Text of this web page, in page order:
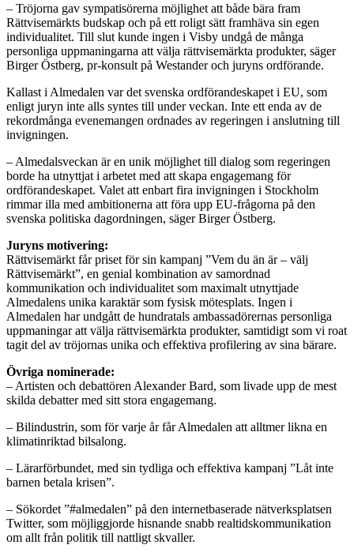
– Tröjorna gav sympatisörerna möjlighet att både bära fram
Rättvisemärkts budskap och på ett roligt sätt framhäva sin egen
individualitet. Till slut kunde ingen i Visby undgå de många
personliga uppmaningarna att välja rättvisemärkta produkter, säger
Birger Östberg, pr-konsult på Westander och juryns ordförande.
Kallast i Almedalen var det svenska ordförandeskapet i EU, som
enligt juryn inte alls syntes till under veckan. Inte ett enda av de
rekordmånga evenemangen ordnades av regeringen i anslutning till
invigningen.
– Almedalsveckan är en unik möjlighet till dialog som regeringen
borde ha utnyttjat i arbetet med att skapa engagemang för
ordförandeskapet. Valet att enbart fira invigningen i Stockholm
rimmar illa med ambitionerna att föra upp EU-frågorna på den
svenska politiska dagordningen, säger Birger Östberg.
Juryns motivering:
Rättvisemärkt får priset för sin kampanj ”Vem du än är – välj
Rättvisemärkt”, en genial kombination av samordnad
kommunikation och individualitet som maximalt utnyttjade
Almedalens unika karaktär som fysisk mötesplats. Ingen i
Almedalen har undgått de hundratals ambassadörernas personliga
uppmaningar att välja rättvisemärkta produkter, samtidigt som vi roat
tagit del av tröjornas unika och effektiva profilering av sina bärare.
Övriga nominerade:
– Artisten och debattören Alexander Bard, som livade upp de mest
skilda debatter med sitt stora engagemang.
– Bilindustrin, som för varje år får Almedalen att alltmer likna en
klimatinriktad bilsalong.
– Lärarförbundet, med sin tydliga och effektiva kampanj ”Låt inte
barnen betala krisen”.
– Sökordet ”#almedalen” på den internetbaserade nätverksplatsen
Twitter, som möjliggjorde hisnande snabb realtidskommunikation
om allt från politik till nattligt skvaller.